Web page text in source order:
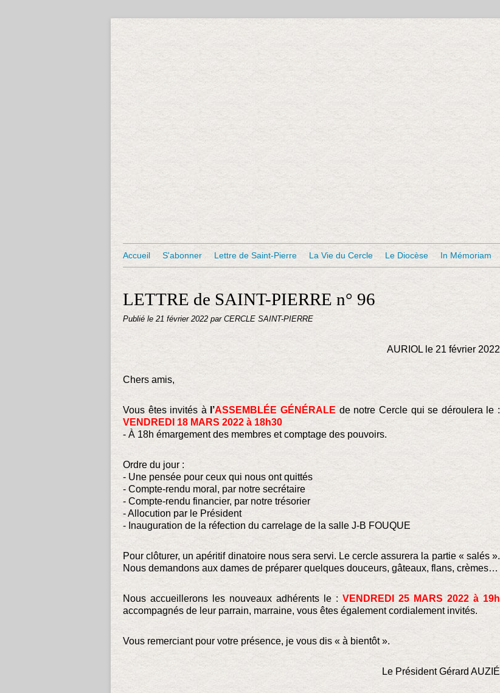
Accueil S'abonner Lettre de Saint-Pierre La Vie du Cercle Le Diocèse In Mémoriam
LETTRE de SAINT-PIERRE n° 96
Publié le 21 février 2022 par CERCLE SAINT-PIERRE
AURIOL le 21 février 2022
Chers amis,
Vous êtes invités à l’ASSEMBLÉE GÉNÉRALE de notre Cercle qui se déroulera le :
VENDREDI 18 MARS 2022 à 18h30
- À 18h émargement des membres et comptage des pouvoirs.
Ordre du jour :
- Une pensée pour ceux qui nous ont quittés
- Compte-rendu moral, par notre secrétaire
- Compte-rendu financier, par notre trésorier
- Allocution par le Président
- Inauguration de la réfection du carrelage de la salle J-B FOUQUE
Pour clôturer, un apéritif dinatoire nous sera servi. Le cercle assurera la partie « salés ».
Nous demandons aux dames de préparer quelques douceurs, gâteaux, flans, crèmes…
Nous accueillerons les nouveaux adhérents le : VENDREDI 25 MARS 2022 à 19h
accompagnés de leur parrain, marraine, vous êtes également cordialement invités.
Vous remerciant pour votre présence, je vous dis « à bientôt ».
Le Président Gérard AUZIÉ